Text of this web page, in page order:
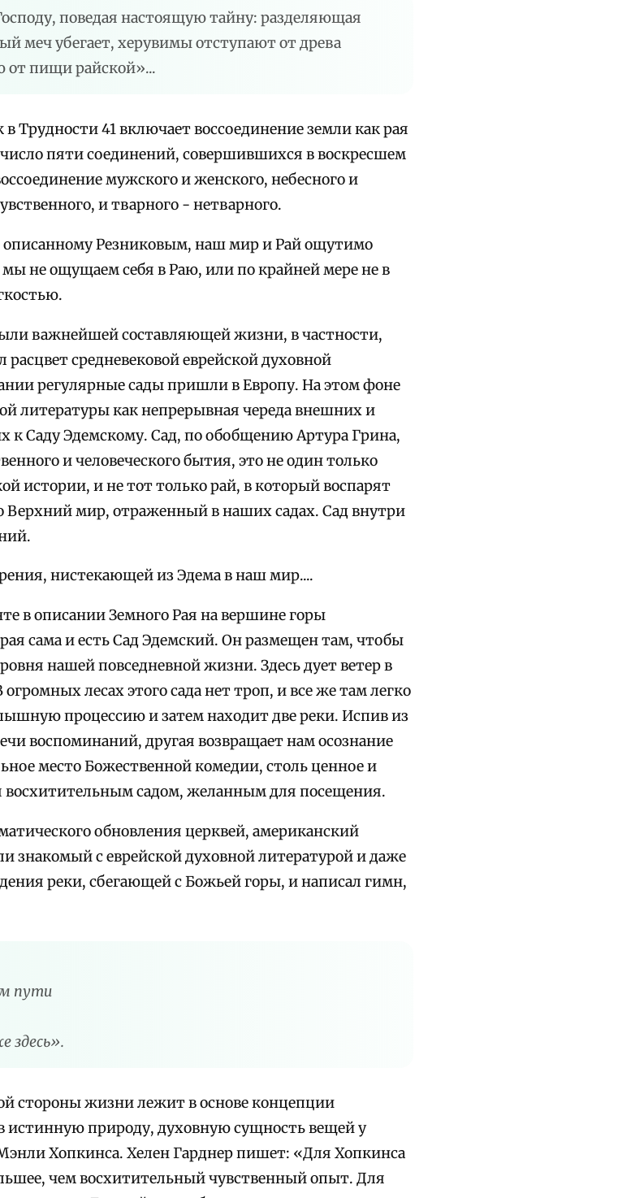
поведая настоящую тайну: разделяющая
меч убегает, херувимы отступают от древа
от пищи райской»...
вТрудности41 включает воссоединение земли как рая
пяти соединений, совершившихся в воскресшем
мужского и женского, небесного и
и тварного - нетварного.
Резниковым, наш мир и Рай ощутимо
не ощущаем себя в Раю, или по крайней мере не в
важнейшей составляющей жизни, в частности,
средневековой еврейской духовной
регулярные сады пришли в Европу. На этом фоне
литературы как непрерывная череда внешних и
к Саду Эдемскому. Сад, по обобщению Артура Грина,
и человеческого бытия, это не один только
истории, и не тот только рай, в который воспарят
мир, отраженный в наших садах. Сад внутри
нистекающей из Эдема в наш мир....
в описании Земного Рая на вершине горы
сама и есть Сад Эдемский. Он размещен там, чтобы
нашей повседневной жизни. Здесь дует ветер в
лесах этого сада нет троп, и все же там легко
процессию и затем находит две реки. Испив из
воспоминаний, другая возвращает нам осознание
место Божественной комедии, столь ценное и
восхитительным садом, желанным для посещения.
обновления церквей, американский
знакомый с еврейской духовной литературой и даже
реки, сбегающей с Божьей горы, и написал гимн,
пути
здесь».
стороны жизни лежит в основе концепции
истинную природу, духовную сущность вещей у
Хопкинса. Хелен Гарднер пишет: «Для Хопкинса
чем восхитительный чувственный опыт. Для